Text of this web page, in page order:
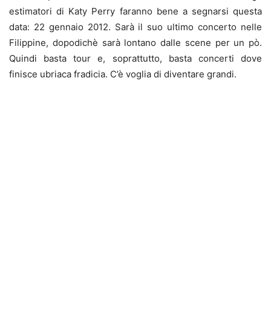
estimatori di Katy Perry faranno bene a segnarsi questa
data: 22 gennaio 2012. Sarà il suo ultimo concerto nelle
Filippine, dopodichè sarà lontano dalle scene per un pò.
Quindi basta tour e, soprattutto, basta concerti dove
finisce ubriaca fradicia. C’è voglia di diventare grandi.